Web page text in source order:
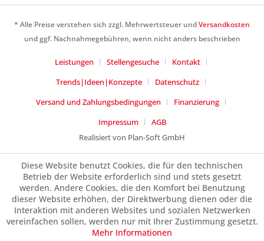
Mit * gekennzeichnete Felder sind Pflichtfelder.
Senden
* Alle Preise verstehen sich zzgl. Mehrwertsteuer undVersandkosten
und ggf. Nachnahmegebühren, wenn nicht anders beschrieben
Leistungen Stellengesuche
Kontakt
Trends|Ideen|Konzepte
Datenschutz
Versand und Zahlungsbedingungen
Finanzierung
Impressum
AGB
Realisiert von Plan-Soft GmbH
Diese Website benutzt Cookies, die für den technischen
Betrieb der Website erforderlich sind und stets gesetzt
werden. Andere Cookies, die den Komfort bei Benutzung
dieser Website erhöhen, der Direktwerbung dienen oder die
Interaktion mit anderen Websites und sozialen Netzwerken
vereinfachen sollen, werden nur mit Ihrer Zustimmung gesetzt.
Mehr Informationen